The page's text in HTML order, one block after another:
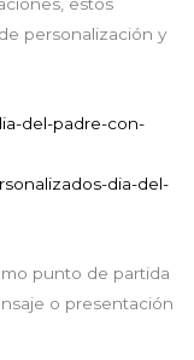
personalización y
del-padre-con-
dia-del-
punto de partida
o presentación